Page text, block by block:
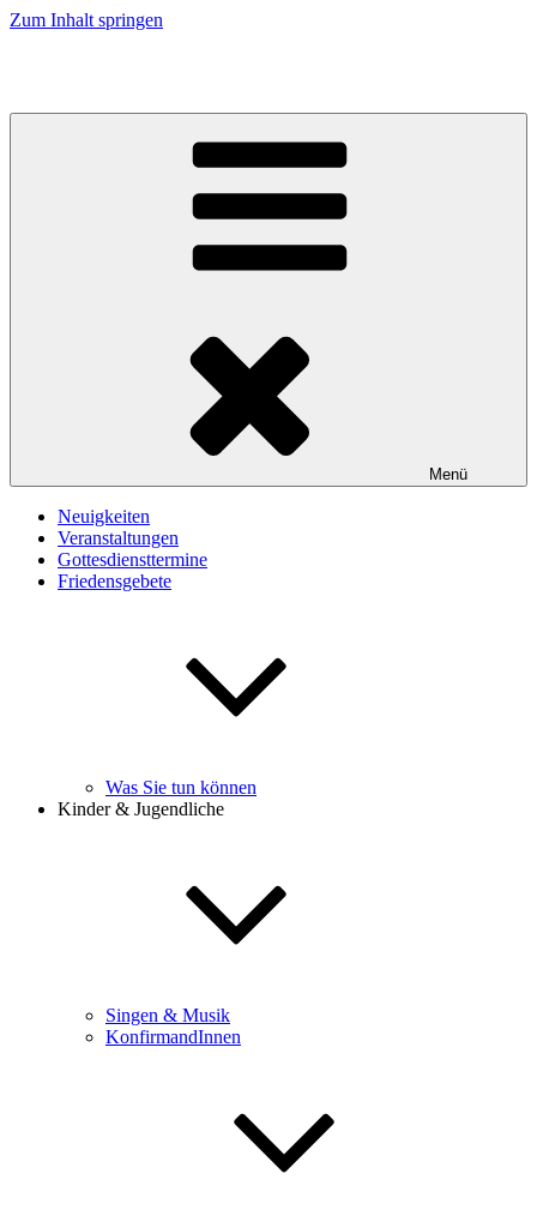
Zum Inhalt springen
Menü
Neuigkeiten
Veranstaltungen
Gottesdiensttermine
Friedensgebete
Was Sie tun können
Kinder & Jugendliche
Singen & Musik
KonfirmandInnen